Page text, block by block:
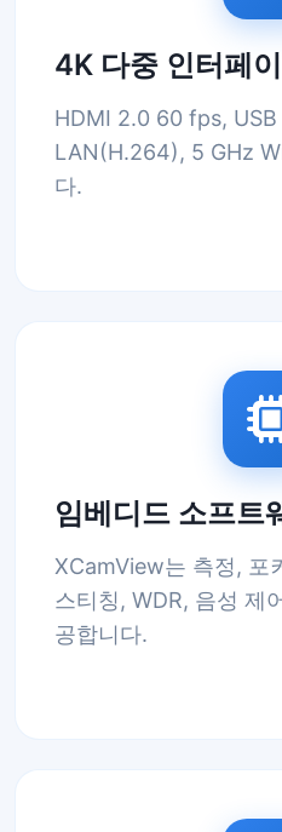
4K 다중 인터페
HDMI 2.0 60 fps,
LAN(H.264), 5 GHz
다.
임베디드 소프트
XCamView는 측정, 포
스티칭, WDR, 음성 제
공합니다.